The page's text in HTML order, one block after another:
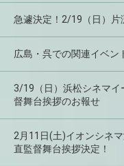
急遽決定！2/19（日）
広島・呉での関連イベン
3/19（日）浜松シネマイ
督舞台挨拶のお報せ
2月11日(土)イオンシネ
直監督舞台挨拶決定！